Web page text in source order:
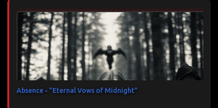
Absence - "Eternal Vows of Midnight"